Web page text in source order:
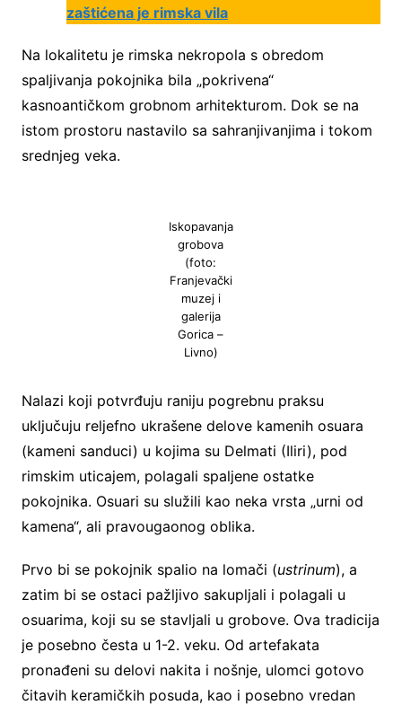
zaštićena je rimska vila
Na lokalitetu je rimska nekropola s obredom
spaljivanja pokojnika bila „pokrivena“
kasnoantičkom grobnom arhitekturom. Dok se na
istom prostoru nastavilo sa sahranjivanjima i tokom
srednjeg veka.
Iskopavanja
grobova
(foto:
Franjevački
muzej i
galerija
Gorica –
Livno)
Nalazi koji potvrđuju raniju pogrebnu praksu
uključuju reljefno ukrašene delove kamenih osuara
(kameni sanduci) u kojima su Delmati (Iliri), pod
rimskim uticajem, polagali spaljene ostatke
pokojnika. Osuari su služili kao neka vrsta „urni od
kamena“, ali pravougaonog oblika.
Prvo bi se pokojnik spalio na lomači (ustrinum), a
zatim bi se ostaci pažljivo sakupljali i polagali u
osuarima, koji su se stavljali u grobove. Ova tradicija
je posebno česta u 1-2. veku. Od artefakata
pronađeni su delovi nakita i nošnje, ulomci gotovo
čitavih keramičkih posuda, kao i posebno vredan